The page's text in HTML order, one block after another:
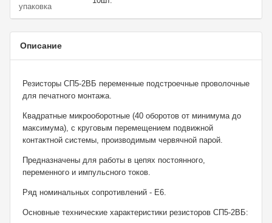
упаковка
Описание
Резисторы СП5-2ВБ переменные подстроечные проволочные
для печатного монтажа.
Квадратные микрооборотные (40 оборотов от минимума до
максимума), с круговым перемещением подвижной
контактной системы, производимым червячной парой.
Предназначены для работы в цепях постоянного,
переменного и импульсного токов.
Ряд номинальных сопротивлений - Е6.
Основные технические характеристики резисторов СП5-2ВБ: